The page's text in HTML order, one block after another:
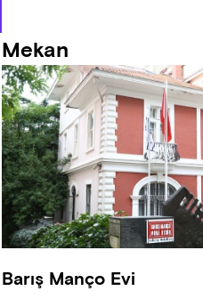
Mekan
Barış Manço Evi